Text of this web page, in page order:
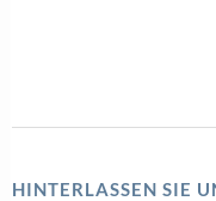
HINTERLASSEN SIE